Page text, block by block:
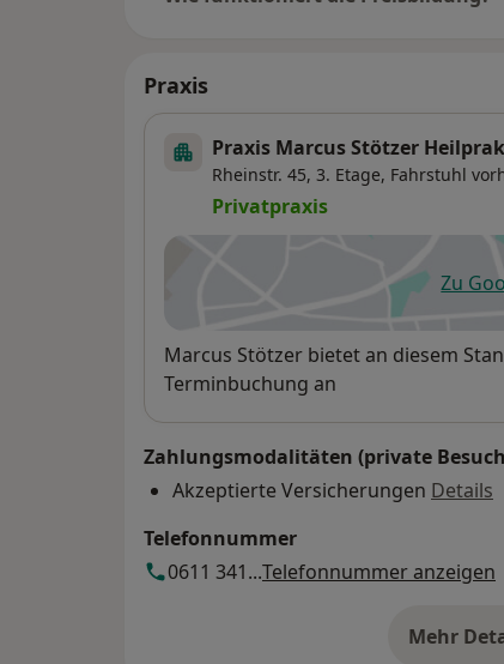
Praxis
Praxis Marcus Stötzer
Rheinstr. 45, 3. Etage, Fahrstuhl
Privatpraxis
Zu
Verfügbarkeit
Marcus Stötzer bietet an diesem
Terminbuchung an
Zahlungsmodalitäten (private
Akzeptierte Versicherungen Details
Telefonnummer
0611 341...Telefonnummer anzeigen
Mehr